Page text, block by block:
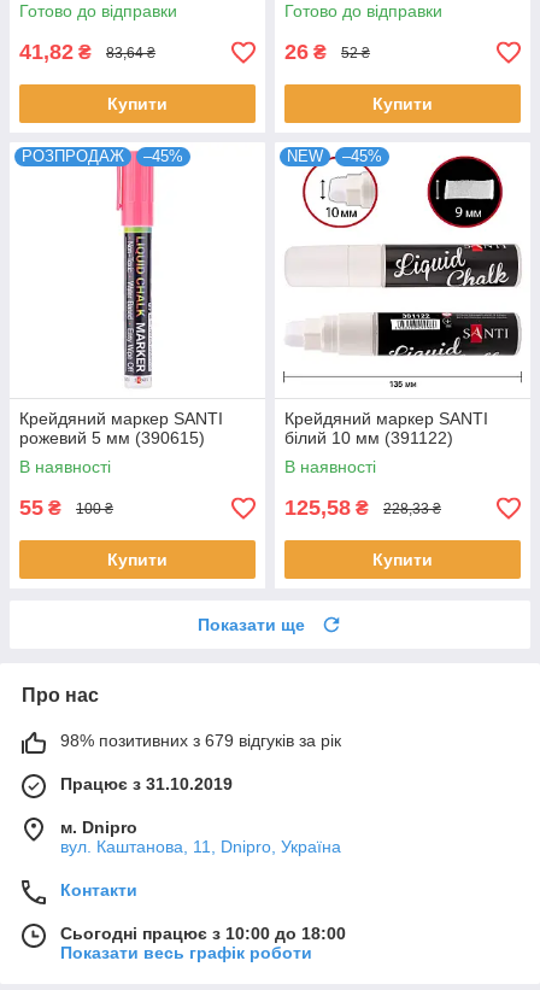
Готово до відправки
41,82 ₴ 83,64 ₴
Купити
Готово до відправки
26 ₴ 52 ₴
Купити
РОЗПРОДАЖ –45%
Крейдяний маркер SANTI
рожевий 5 мм (390615)
В наявності
55 ₴ 100 ₴
Купити
NEW –45%
Крейдяний маркер SANTI
білий 10 мм (391122)
В наявності
125,58 ₴ 228,33 ₴
Купити
Показати ще
Про нас
98% позитивних з 679 відгуків за рік
Працює з 31.10.2019
м. Dnipro
вул. Каштанова, 11, Dnipro, Україна
Контакти
Сьогодні працює з 10:00 до 18:00
Показати весь графік роботи